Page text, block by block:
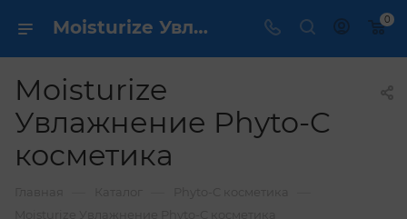
Moisturize Увлажнение Phyto-C косметика / dermcare.ru 0
Moisturize
Увлажнение Phyto-C
косметика